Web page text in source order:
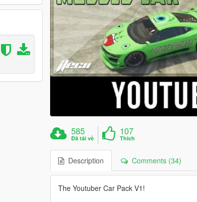
585
Đã tải về
107
Thích
Description Comments (34)
The Youtuber Car Pack V1!